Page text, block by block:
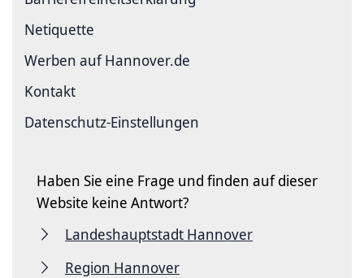
Netiquette
Werben auf Hannover.de
Kontakt
Datenschutz-Einstellungen
Haben Sie eine Frage und finden auf dieser
Website keine Antwort?
Landeshauptstadt Hannover
Region Hannover